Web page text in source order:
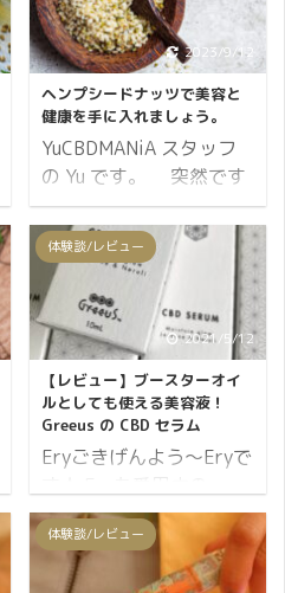
2023/9/12
ヘンプシードナッツで美容と
健康を手に入れましょう。
YuCBDMANiA スタッフ
の Yu です。 突然です
が… 私は料理が大好きで
す！（初心者です！） そ
して、ヘンプフードにも
とても興味があります。
ヘンプフードの中でも特
に ヘンプシードナッツ
をよく料理に使います。
※自分で作った料理を
Twitter に載せていま
す。フォロー大歓迎です
♪ ただ振りかけるだけで
栄養抜群なスーパーフー
ドに変わるので、麻のお
かげで料理を楽しみなが
体験談/レビュー
2021/5/12
【レビュー】ブースターオイ
ルとしても使える美容液！
Greeus の CBD セラム
Eryごきげんよう～Eryで
Greeus CBDセラム。 レ
ビューを見てみるとご使
用になられたお客様から
体験談/レビュー